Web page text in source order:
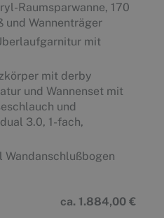
Raumsparwanne, 170
und Wannenträger
mit
mit derby
und Wannenset mit
und
3.0, 1-fach,
Wandanschlußbogen
ca. 1.884,00 €